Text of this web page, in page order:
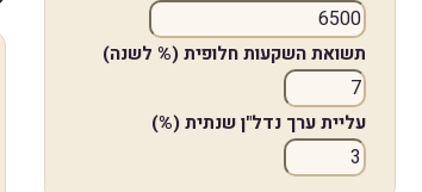
תשואת השקעות חלופית (% לשנה)
עליית ערך נדל"ן שנתית (%)